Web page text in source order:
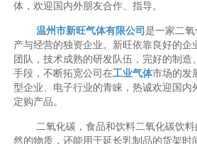
体，欢迎国内外朋友合作、指导。
温州市新旺气体有限公司是一家二
产与经营的独资企业。新旺依靠良好的企
团队，技术成熟的研发队伍，完好的制造
手段，不断拓宽公司在工业气体市场的发
型企业、电子行业的青睐，热诚欢迎国内
定购产品。
二氧化碳，食品和饮料二氧化碳饮
然的物质，还能用于延长乳制品的货架时